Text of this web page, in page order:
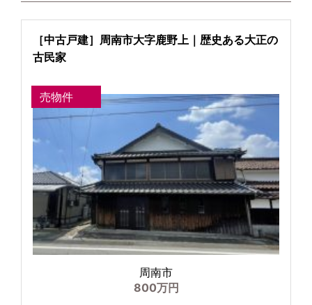
［中古戸建］周南市大字鹿野上｜歴史ある大正の
古民家
売物件
周南市
800万円